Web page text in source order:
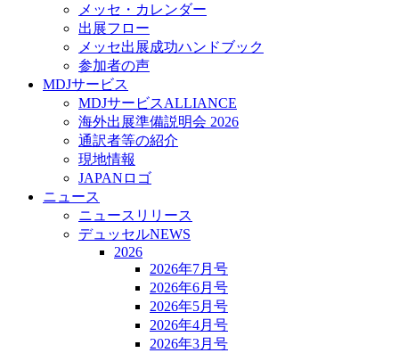
メッセ・カレンダー
出展フロー
メッセ出展成功ハンドブック
参加者の声
MDJサービス
MDJサービスALLIANCE
海外出展準備説明会 2026
通訳者等の紹介
現地情報
JAPANロゴ
ニュース
ニュースリリース
デュッセルNEWS
2026
2026年7月号
2026年6月号
2026年5月号
2026年4月号
2026年3月号